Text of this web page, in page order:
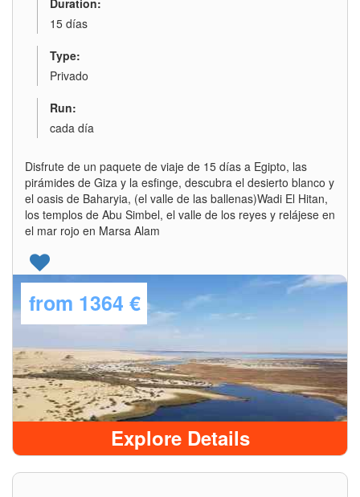
Duration:
15 días
Type:
Privado
Run:
cada día
Disfrute de un paquete de viaje de 15 días a Egipto, las
pirámides de Giza y la esfinge, descubra el desierto blanco y
el oasis de Baharyia, (el valle de las ballenas)Wadi El Hitan,
los templos de Abu Simbel, el valle de los reyes y relájese en
el mar rojo en Marsa Alam
from 1364 €
Explore Details